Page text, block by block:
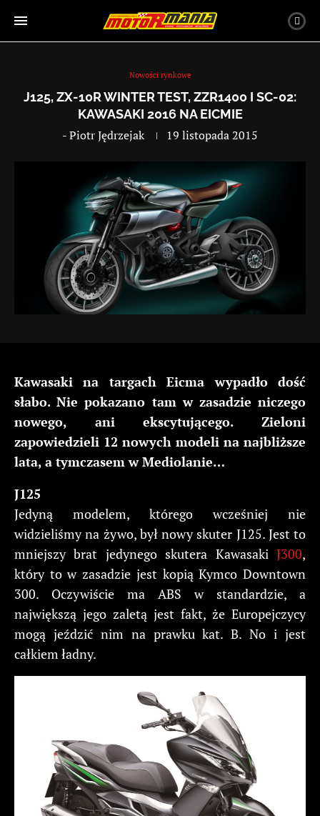
Nowości rynkowe
J125, ZX-10R WINTER TEST, ZZR1400 I SC-02:
KAWASAKI 2016 NA EICMIE
-Piotr Jędrzejak 19 listopada 2015
Kawasaki na targach Eicma wypadło dość
słabo. Nie pokazano tam w zasadzie niczego
nowego, ani ekscytującego. Zieloni
zapowiedzieli 12 nowych modeli na najbliższe
lata, a tymczasem w Mediolanie…
J125
Jedyną modelem, którego wcześniej nie
widzieliśmy na żywo, był nowy skuter J125. Jest to
mniejszy brat jedynego skutera Kawasaki J300,
który to w zasadzie jest kopią Kymco Downtown
300. Oczywiście ma ABS w standardzie, a
największą jego zaletą jest fakt, że Europejczycy
mogą jeździć nim na prawku kat. B. No i jest
całkiem ładny.